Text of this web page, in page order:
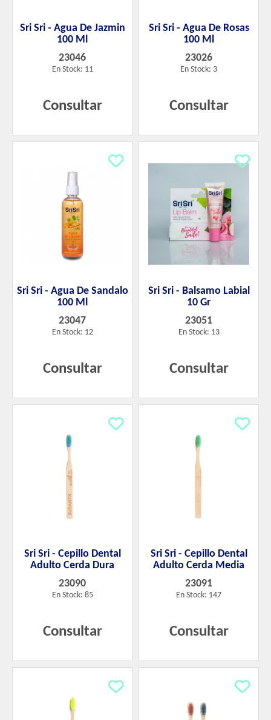
Sri Sri - Agua De Jazmin
100 Ml
23046
En Stock: 11
Consultar
Sri Sri - Agua De Rosas
100 Ml
23026
En Stock: 3
Consultar
Sri Sri - Agua De Sandalo
100 Ml
23047
En Stock: 12
Consultar
Sri Sri - Balsamo Labial
10 Gr
23051
En Stock: 13
Consultar
Sri Sri - Cepillo Dental
Adulto Cerda Dura
23090
En Stock: 85
Consultar
Sri Sri - Cepillo Dental
Adulto Cerda Media
23091
En Stock: 147
Consultar